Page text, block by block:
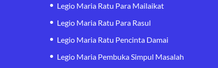
Legio Maria Ratu Para Mailaikat
Legio Maria Ratu Para Rasul
Legio Maria Ratu Pencinta Damai
Legio Maria Pembuka Simpul Masalah